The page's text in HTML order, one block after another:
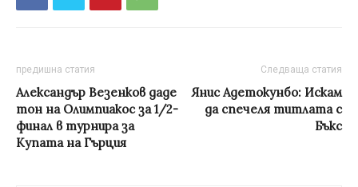
предишна статия
Александър Везенков даде
тон на Олимпиакос за 1/2-
финал в турнира за
Купата на Гърция
Следваща статия
Янис Адетокунбо: Искам
да спечеля титлата с
Бъкс